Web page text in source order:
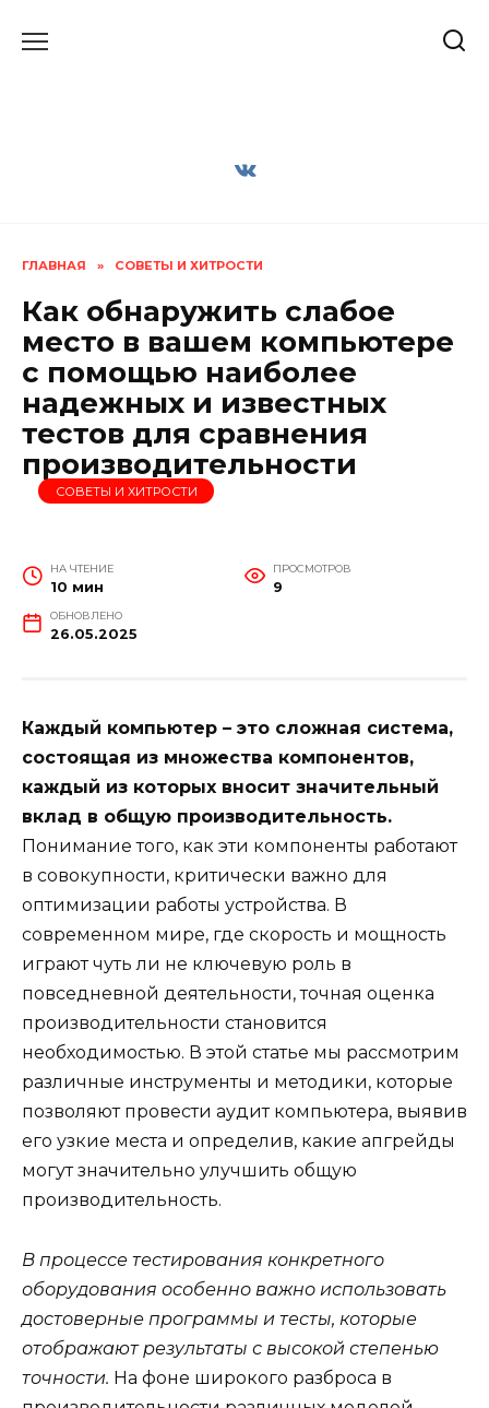
ГЛАВНАЯ » СОВЕТЫ И ХИТРОСТИ
Как обнаружить слабое
место в вашем компьютере
с помощью наиболее
надежных и известных
тестов для сравнения
производительности
СОВЕТЫ И ХИТРОСТИ
НА ЧТЕНИЕ
10 мин
ПРОСМОТРОВ
9
ОБНОВЛЕНО
26.05.2025
Каждый компьютер – это сложная система,
состоящая из множества компонентов,
каждый из которых вносит значительный
вклад в общую производительность.
Понимание того, как эти компоненты работают
в совокупности, критически важно для
оптимизации работы устройства. В
современном мире, где скорость и мощность
играют чуть ли не ключевую роль в
повседневной деятельности, точная оценка
производительности становится
необходимостью. В этой статье мы рассмотрим
различные инструменты и методики, которые
позволяют провести аудит компьютера, выявив
его узкие места и определив, какие апгрейды
могут значительно улучшить общую
производительность.
В процессе тестирования конкретного
оборудования особенно важно использовать
достоверные программы и тесты, которые
отображают результаты с высокой степенью
точности. На фоне широкого разброса в